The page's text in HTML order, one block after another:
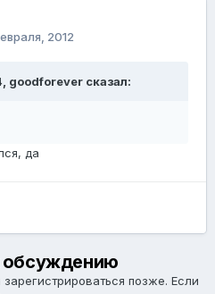
2012
goodforever сказал:
да
обсуждению
позже. Если